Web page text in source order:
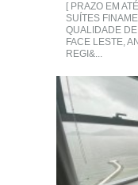
[ PRAZO EM
SUÍTES
QUALIDADE
FACE LESTE,
REGI&...